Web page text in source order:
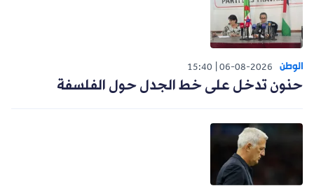
الوطن 06-08-2026
15:40
حنون تدخل على خط الجدل حول الفلسفة